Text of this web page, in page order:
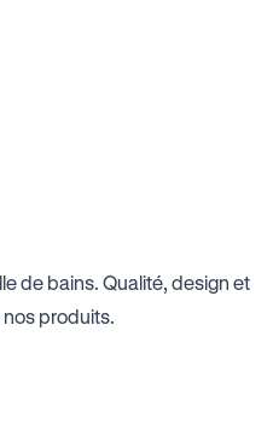
de bains. Qualité, design et
produits.